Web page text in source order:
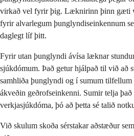
virkað vel fyrir þig. Læknirinn þinn gæti
fyrir alvarlegum þunglyndiseinkennum
daglegt líf þitt.
Fyrir utan þunglyndi ávísa læknar
sjúkdómum. Það getur hjálpað til við að
samhliða þunglyndi og í sumum tilfellum
ákveðin geðrofseinkenni. Sumir telja
verkjasjúkdóma, þó að þetta sé talið
Við skulum skoða sérstakar aðstæður